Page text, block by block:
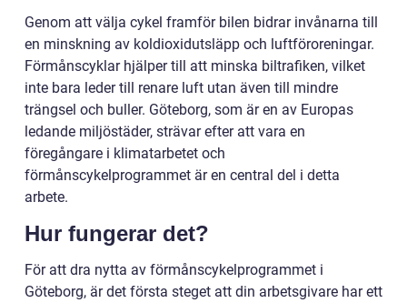
Genom att välja cykel framför bilen bidrar invånarna till
en minskning av koldioxidutsläpp och luftföroreningar.
Förmånscyklar hjälper till att minska biltrafiken, vilket
inte bara leder till renare luft utan även till mindre
trängsel och buller. Göteborg, som är en av Europas
ledande miljöstäder, strävar efter att vara en
föregångare i klimatarbetet och
förmånscykelprogrammet är en central del i detta
arbete.
Hur fungerar det?
För att dra nytta av förmånscykelprogrammet i
Göteborg, är det första steget att din arbetsgivare har ett